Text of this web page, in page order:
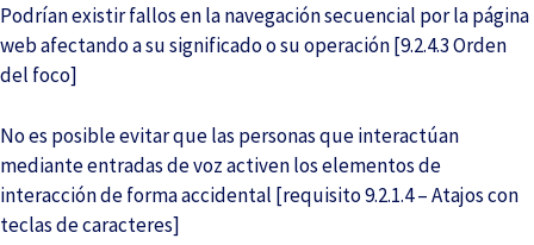
Podrían existir fallos en la navegación secuencial por la página
web afectando a su significado o su operación [9.2.4.3 Orden
del foco]
No es posible evitar que las personas que interactúan
mediante entradas de voz activen los elementos de
interacción de forma accidental [requisito 9.2.1.4 – Atajos con
teclas de caracteres]